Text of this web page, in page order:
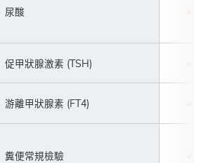
尿酸 ✔
促甲狀腺激素 (TSH) ✔
游離甲狀腺素 (FT4) ✔
糞便常規檢驗 ✔